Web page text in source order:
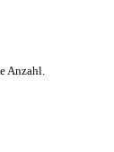
Anzahl.